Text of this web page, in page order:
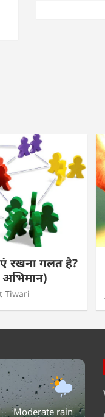
रखना गलत है?
अभिमान)
Tiwari
Moderate rain